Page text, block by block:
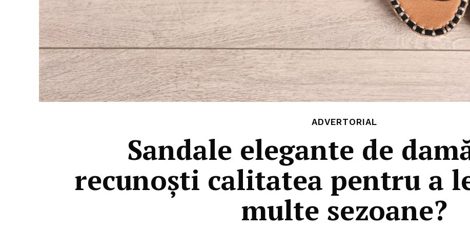
ADVERTORIAL
Sandale elegante de
recunoști calitatea pentru a
multe sezoane?